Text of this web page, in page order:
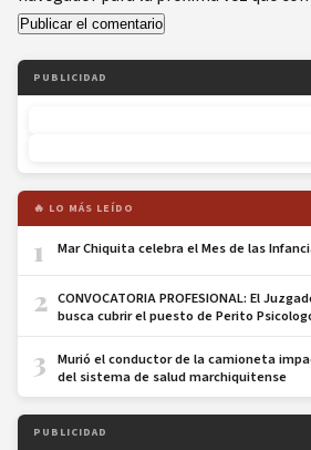
PUBLICIDAD
🔥 LO MÁS LEÍDO
1 Mar Chiquita celebra el Mes de las
2 CONVOCATORIA PROFESIONAL: El
busca cubrir el puesto de Perito
3
Murió el conductor de la camioneta
del sistema de salud marchiquitense
PUBLICIDAD